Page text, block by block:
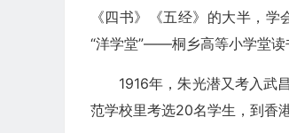
《四书》《五经》的大半，
“洋学堂”——桐乡高等小学堂读
1916年，朱光潜又考入武
范学校里考选20名学生，到香